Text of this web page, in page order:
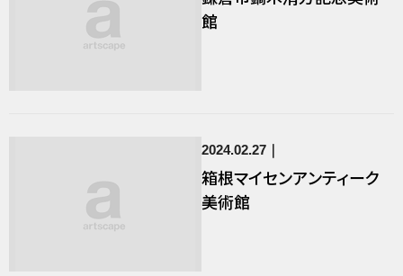
館
2024.02.27
箱根マイセンアンティーク
美術館